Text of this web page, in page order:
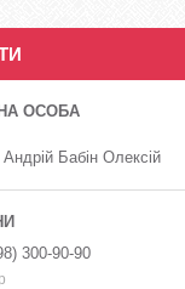
Андрій Бабін Олексій
300-90-90